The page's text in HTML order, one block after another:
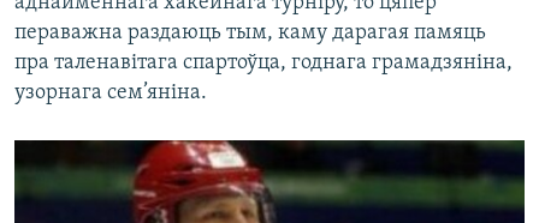
пераважна раздаюць тым, каму дарагая памяць
пра таленавітага спартоўца, годнага грамадзяніна,
узорнага сем’яніна.